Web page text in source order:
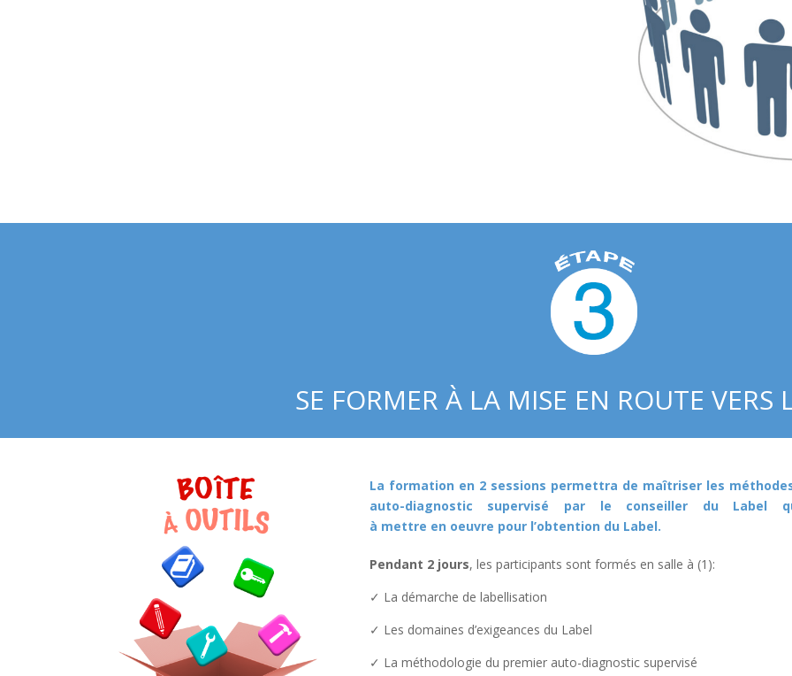
SE FORMER À LA MISE EN ROUTE VERS
La formation en 2 sessions permettra de maîtriser les
auto-diagnostic supervisé par le conseiller du Label
à mettre en oeuvre pour l’obtention du Label.
Pendant 2 jours, les participants sont formés en salle à (1):
✓ La démarche de labellisation
✓ Les domaines d’exigeances du Label
✓ La méthodologie du premier auto-diagnostic supervisé